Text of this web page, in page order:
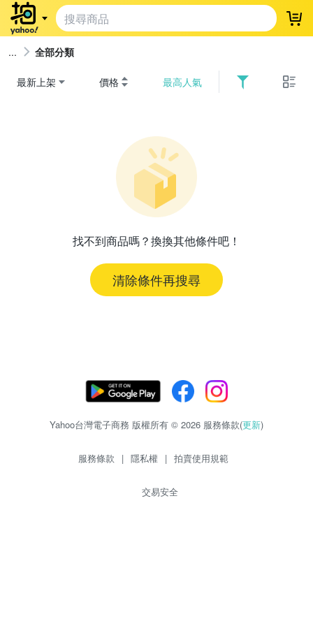
登
全部分類
最新上架 價格 最高人氣
找不到商品嗎？換換其他條件吧！
清除條件再搜尋
Yahoo台灣電子商務 版權所有 © 2026 服務條款(更新)
服務條款 | 隱私權 | 拍賣使用規範
交易安全